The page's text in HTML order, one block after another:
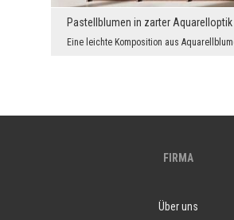
Pastellblumen in zarter Aquarelloptik
FIRMA
Über uns